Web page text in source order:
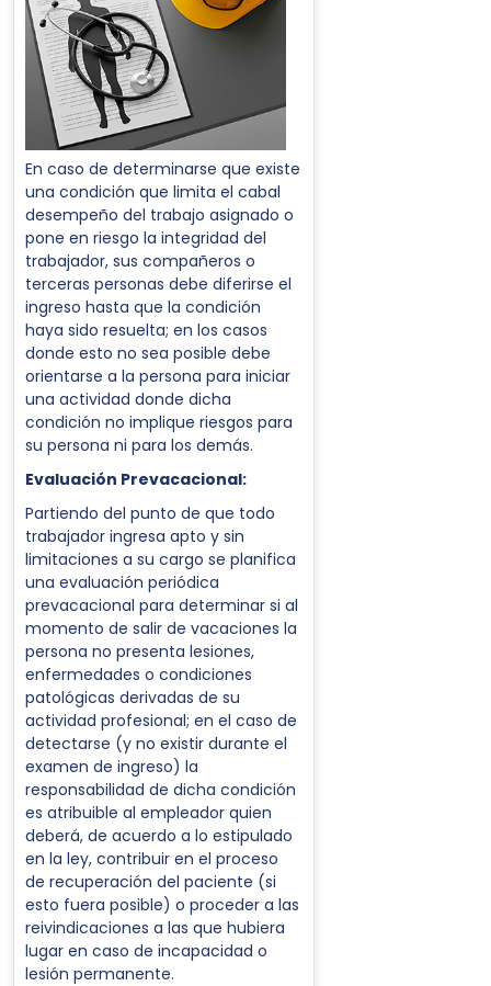
En caso de determinarse que existe
una condición que limita el cabal
desempeño del trabajo asignado o
pone en riesgo la integridad del
trabajador, sus compañeros o
terceras personas debe diferirse el
ingreso hasta que la condición
haya sido resuelta; en los casos
donde esto no sea posible debe
orientarse a la persona para iniciar
una actividad donde dicha
condición no implique riesgos para
su persona ni para los demás.
Evaluación Prevacacional:
Partiendo del punto de que todo
trabajador ingresa apto y sin
limitaciones a su cargo se planifica
una evaluación periódica
prevacacional para determinar si al
momento de salir de vacaciones la
persona no presenta lesiones,
enfermedades o condiciones
patológicas derivadas de su
actividad profesional; en el caso de
detectarse (y no existir durante el
examen de ingreso) la
responsabilidad de dicha condición
es atribuible al empleador quien
deberá, de acuerdo a lo estipulado
en la ley, contribuir en el proceso
de recuperación del paciente (si
esto fuera posible) o proceder a las
reivindicaciones a las que hubiera
lugar en caso de incapacidad o
lesión permanente.